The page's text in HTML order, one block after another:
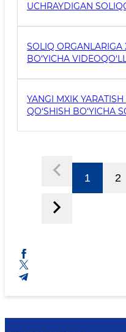
UCHRAYDIGAN
OLISH
SOLIQ ORGANLARIGA
BO‘YICHA
YANGI MXIK
QO‘SHISH BO‘YICHA
1 2